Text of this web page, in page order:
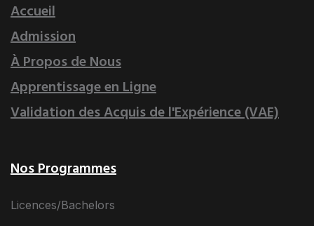
Accueil
Admission
À Propos de Nous
Apprentissage en Ligne
Validation des Acquis de l'Expérience (VAE)
Nos Programmes
Licences/Bachelors